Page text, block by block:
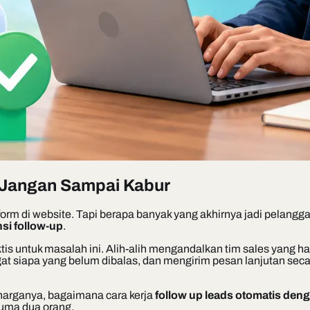
Sampai Kabur
di website. Tapi berapa banyak yang akhirnya jadi
follow-up.
untuk masalah ini. Alih-alih mengandalkan tim sales yang
siapa yang belum dibalas, dan mengirim pesan lanjutan
bagaimana cara kerja follow up leads otomatis
dua orang.